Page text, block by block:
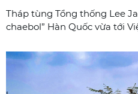
Tháp tùng Tổng thống Lee
chaebol” Hàn Quốc vừa tới